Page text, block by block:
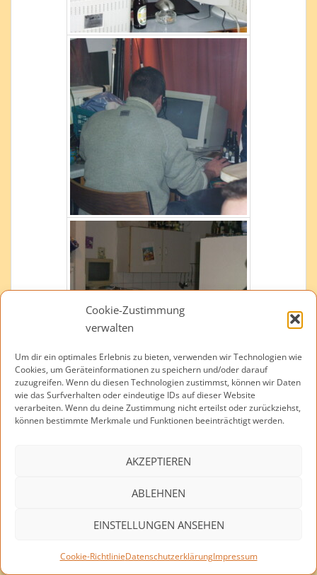
Cookie-Zustimmung
verwalten
Um dir ein optimales Erlebnis zu bieten, verwenden wir Technologien wie
Cookies, um Geräteinformationen zu speichern und/oder darauf
zuzugreifen. Wenn du diesen Technologien zustimmst, können wir Daten
wie das Surfverhalten oder eindeutige IDs auf dieser Website
verarbeiten. Wenn du deine Zustimmung nicht erteilst oder zurückziehst,
können bestimmte Merkmale und Funktionen beeinträchtigt werden.
AKZEPTIEREN
ABLEHNEN
EINSTELLUNGEN ANSEHEN
Cookie-RichtlinieDatenschutzerklärungImpressum